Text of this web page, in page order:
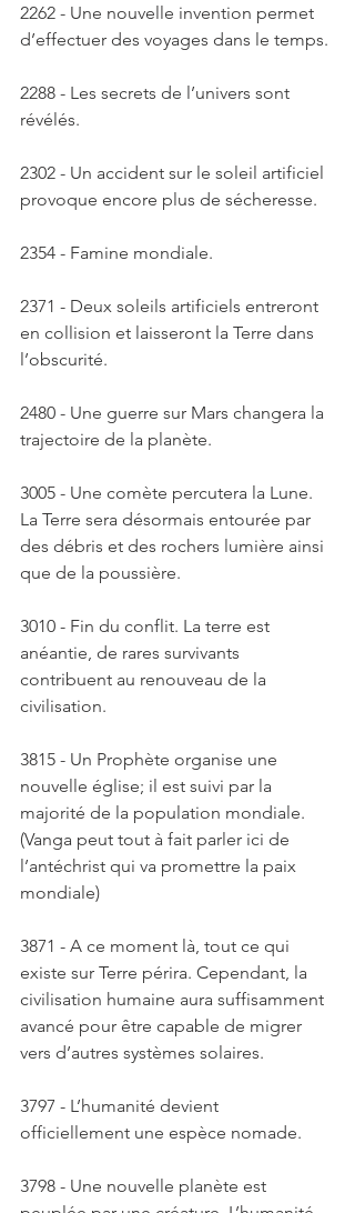
2262 - Une nouvelle invention permet
d’effectuer des voyages dans le temps.
2288 - Les secrets de l’univers sont
révélés.
2302 - Un accident sur le soleil artificiel
provoque encore plus de sécheresse.
2354 - Famine mondiale.
2371 - Deux soleils artificiels entreront
en collision et laisseront la Terre dans
l’obscurité.
2480 - Une guerre sur Mars changera la
trajectoire de la planète.
3005 - Une comète percutera la Lune.
La Terre sera désormais entourée par
des débris et des rochers lumière ainsi
que de la poussière.
3010 - Fin du conflit. La terre est
anéantie, de rares survivants
contribuent au renouveau de la
civilisation.
3815 - Un Prophète organise une
nouvelle église; il est suivi par la
majorité de la population mondiale.
(Vanga peut tout à fait parler ici de
l’antéchrist qui va promettre la paix
mondiale)
3871 - A ce moment là, tout ce qui
existe sur Terre périra. Cependant, la
civilisation humaine aura suffisamment
avancé pour être capable de migrer
vers d’autres systèmes solaires.
3797 - L’humanité devient
officiellement une espèce nomade.
3798 - Une nouvelle planète est